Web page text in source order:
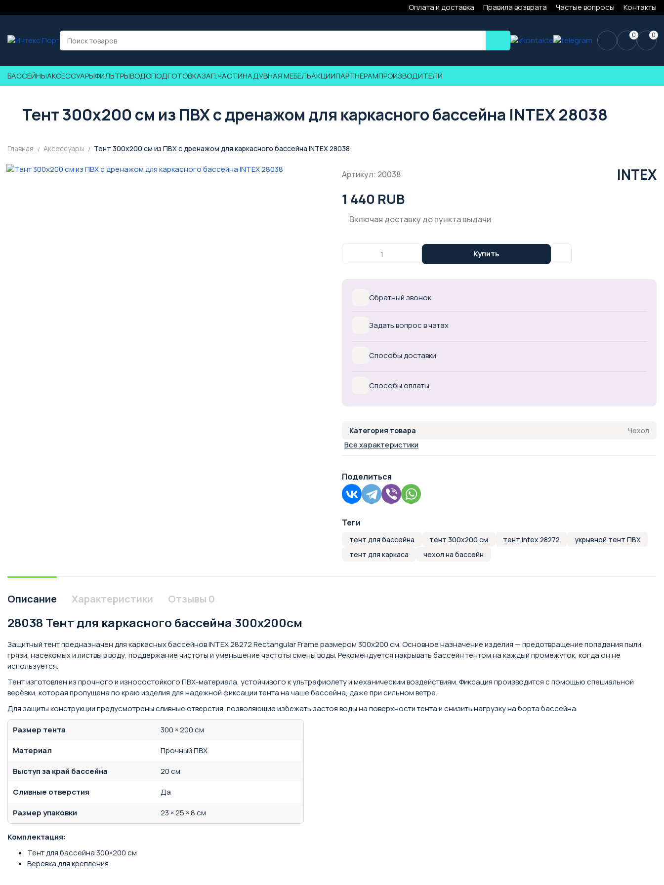
Оплата и доставка Правила возврата Частые вопросы Контакты
0 0
БАССЕЙНЫАКСЕССУАРЫФИЛЬТРЫВОДОПОДГОТОВКАЗАП.ЧАСТИНАДУВНАЯ МЕБЕЛЬАКЦИИПАРТНЕРАМПРОИЗВОДИТЕЛИ
Тент 300x200 см из ПВХ с дренажом для каркасного бассейна INTEX 28038
Главная Аксессуары Тент 300x200 см из ПВХ с дренажом для каркасного бассейна INTEX 28038
Артикул: 20038 INTEX
1 440 RUB
Включая доставку до пункта выдачи
Купить
Обратный звонок
Задать вопрос в чатах
Способы доставки
Способы оплаты
Категория товара Чехол
Все характеристики
Поделиться
Теги
тент для бассейна тент 300х200 см тент Intex 28272
укрывной тент ПВХ
тент для каркаса
чехол на бассейн
Описание Характеристики Отзывы 0
28038 Тент для каркасного бассейна 300х200см
Защитный тент предназначен для каркасных бассейнов INTEX 28272 Rectangular Frame размером 300x200 см. Основное назначение изделия — предотвращение попадания пыли,
грязи, насекомых и листвы в воду, поддержание чистоты и уменьшение частоты смены воды. Рекомендуется накрывать бассейн тентом на каждый промежуток, когда он не
используется.
Тент изготовлен из прочного и износостойкого ПВХ-материала, устойчивого к ультрафиолету и механическим воздействиям. Фиксация производится с помощью специальной
верёвки, которая пропущена по краю изделия для надежной фиксации тента на чаше бассейна, даже при сильном ветре.
Для защиты конструкции предусмотрены сливные отверстия, позволяющие избежать застоя воды на поверхности тента и снизить нагрузку на борта бассейна.
Размер тента
300 × 200 см
Материал
Прочный ПВХ
Выступ за край бассейна
20 см
Сливные отверстия
Да
Размер упаковки
23 × 25 × 8 см
Комплектация:
Тент для бассейна 300×200 см
Веревка для крепления